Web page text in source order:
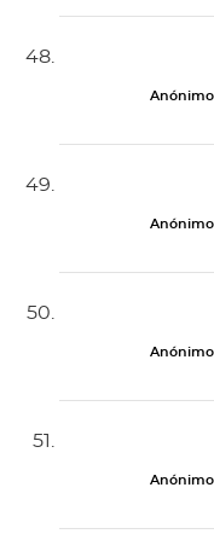
Anónimo
Anónimo
Anónimo
Anónimo